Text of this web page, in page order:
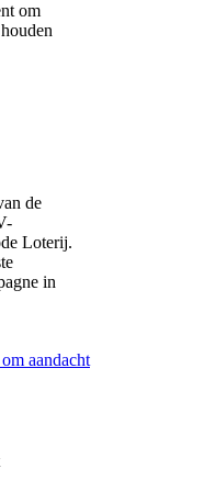
om
de
Loterij.
in
aandacht